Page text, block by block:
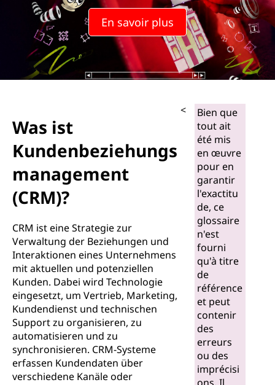
e
n
m
n
En savoir plus
Was ist
Kundenbeziehungs
management
(CRM)?
CRM ist eine Strategie zur
Verwaltung der Beziehungen und
Interaktionen eines Unternehmens
mit aktuellen und potenziellen
Kunden. Dabei wird Technologie
eingesetzt, um Vertrieb, Marketing,
Kundendienst und technischen
Support zu organisieren, zu
automatisieren und zu
synchronisieren. CRM-Systeme
erfassen Kundendaten über
verschiedene Kanäle oder
<
Bien que
tout ait
été mis
en œuvre
pour en
garantir
l'exactitu
de, ce
glossaire
n'est
fourni
qu'à titre
de
référence
et peut
contenir
des
erreurs
ou des
imprécisi